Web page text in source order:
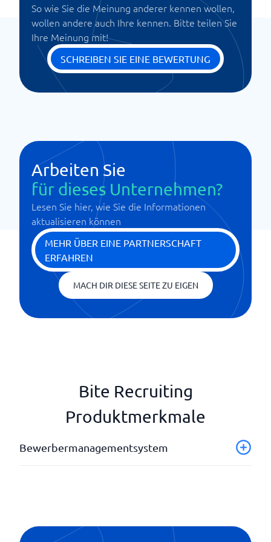
So wie Sie die Meinung anderer kennen wollen,
wollen andere auch Ihre kennen. Bitte teilen Sie
Ihre Meinung mit!
SCHREIBEN SIE EINE BEWERTUNG
Arbeiten Sie
für dieses Unternehmen?
Lesen Sie hier, wie Sie die Informationen
aktualisieren können
MEHR ÜBER EINE PARTNERSCHAFT
ERFAHREN
MACH DIR DIESE SEITE ZU EIGEN
Bite Recruiting
Produktmerkmale
Bewerbermanagementsystem
Messung der Erfahrungen von Bewerbern